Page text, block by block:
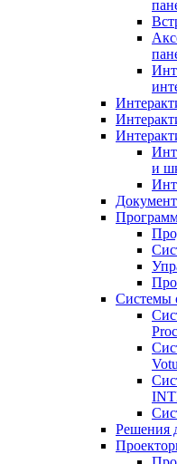
и
Системы
Решения